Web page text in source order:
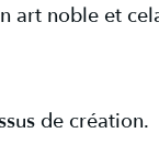
art noble et
de création.